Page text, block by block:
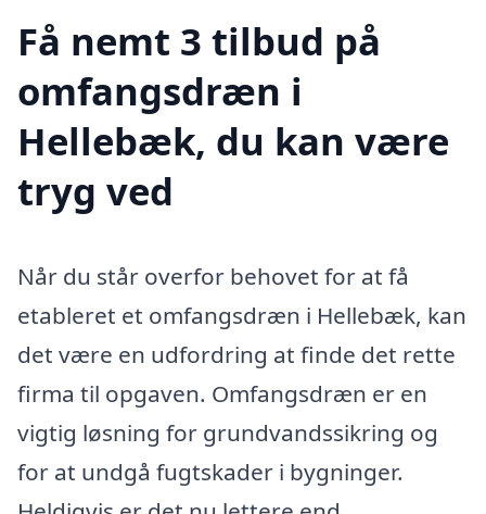
Få nemt 3 tilbud på
omfangsdræn i
Hellebæk, du kan være
tryg ved
Når du står overfor behovet for at få
etableret et omfangsdræn i Hellebæk, kan
det være en udfordring at finde det rette
firma til opgaven. Omfangsdræn er en
vigtig løsning for grundvandssikring og
for at undgå fugtskader i bygninger.